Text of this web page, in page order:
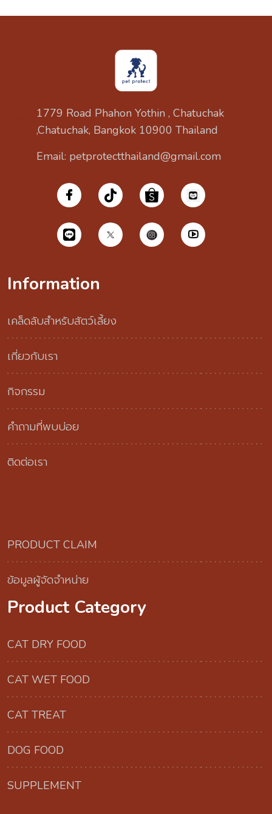
1779 Road Phahon Yothin , Chatuchak
,Chatuchak, Bangkok 10900 Thailand
Email: petprotectthailand@gmail.com
Information
เคล็ดลับสำหรับสัตว์เลี้ยง
เกี่ยวกับเรา
กิจกรรม
คำถามที่พบบ่อย
ติดต่อเรา
PRODUCT CLAIM
ข้อมูลผู้จัดจำหน่าย
Product Category
CAT DRY FOOD
CAT WET FOOD
CAT TREAT
DOG FOOD
SUPPLEMENT